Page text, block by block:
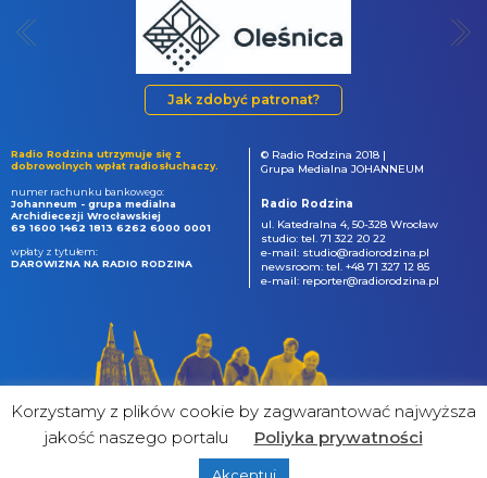
Jak zdobyć patronat?
Radio Rodzina utrzymuje się z
dobrowolnych wpłat radiosłuchaczy.
numer rachunku bankowego:
Johanneum - grupa medialna
Archidiecezji Wrocławskiej
69 1600 1462 1813 6262 6000 0001
wpłaty z tytułem:
DAROWIZNA NA RADIO RODZINA
© Radio Rodzina 2018 |
Grupa Medialna JOHANNEUM
Radio Rodzina
ul. Katedralna 4, 50-328 Wrocław
studio: tel. 71 322 20 22
e-mail: studio@radiorodzina.pl
newsroom: tel. +48 71 327 12 85
e-mail: reporter@radiorodzina.pl
Korzystamy z plików cookie by zagwarantować najwyższa
jakość naszego portalu
Poliyka prywatności